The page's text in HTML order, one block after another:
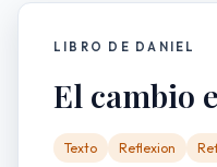
LIBRO DE DANIEL
El cambio
Texto Reflexion